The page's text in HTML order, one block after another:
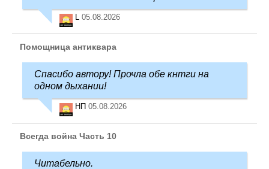
05.08.2026
Помощница антиквара
Спасибо автору! Прочла обе кнтги на
одном дыхании!
НП 05.08.2026
Всегда война Часть 10
Читабельно.